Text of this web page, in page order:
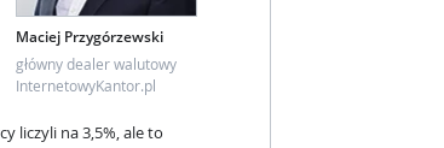
Maciej Przygórzewski
główny dealer walutowy
InternetowyKantor.pl
liczyli na 3,5%, ale to